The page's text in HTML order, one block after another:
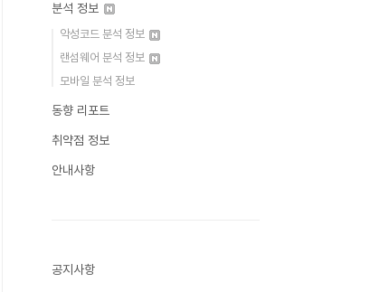
분석 정보
악성코드 분석 정보
랜섬웨어 분석 정보
모바일 분석 정보
동향 리포트
취약점 정보
안내사항
공지사항